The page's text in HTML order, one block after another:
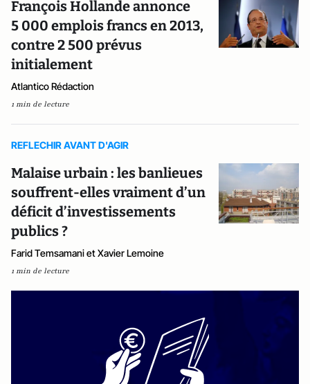
François Hollande annonce
5 000 emplois francs en 2013,
contre 2 500 prévus
initialement
Atlantico Rédaction
1 min de lecture
REFLECHIR AVANT D'AGIR
Malaise urbain : les banlieues
souffrent-elles vraiment d’un
déficit d’investissements
publics ?
Farid Temsamani et Xavier Lemoine
1 min de lecture